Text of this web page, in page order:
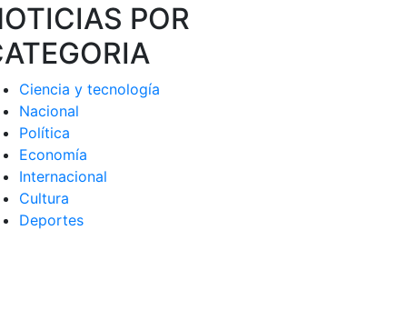
POR
Ciencia y tecnología
Nacional
Política
Economía
Internacional
Cultura
Deportes